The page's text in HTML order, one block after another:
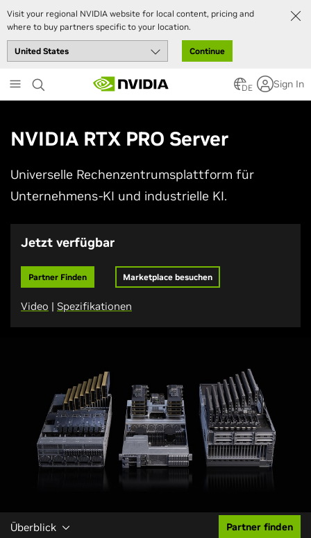
Visit your regional NVIDIA website for local content, pricing and
where to buy partners specific to your location.
Continue
to
main
DE Sign In
NVIDIA RTX PRO Server
Universelle Rechenzentrumsplattform für
Unternehmens-KI und industrielle KI.
Jetzt verfügbar
Partner Finden Marketplace besuchen
Video | Spezifikationen
Überblick Partner finden